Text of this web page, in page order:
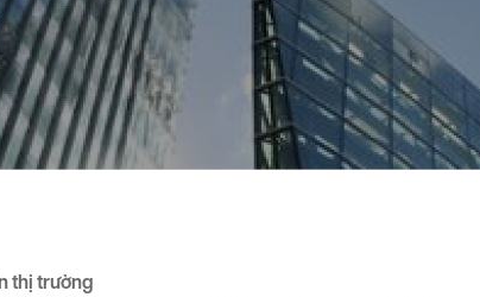
thịtrường